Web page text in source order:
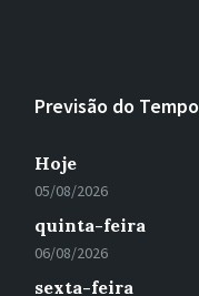
Previsão do Tempo
Hoje
05/08/2026
quinta-feira
06/08/2026
sexta-feira